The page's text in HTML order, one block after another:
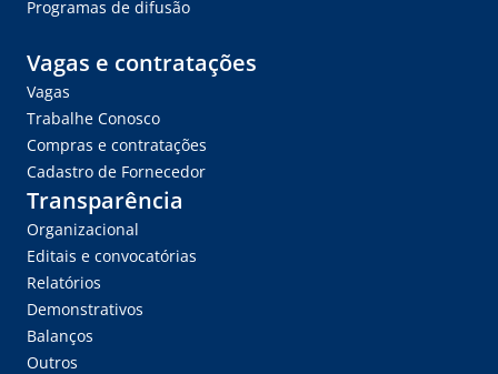
Programas de difusão
Vagas e contratações
Vagas
Trabalhe Conosco
Compras e contratações
Cadastro de Fornecedor
Transparência
Organizacional
Editais e convocatórias
Relatórios
Demonstrativos
Balanços
Outros